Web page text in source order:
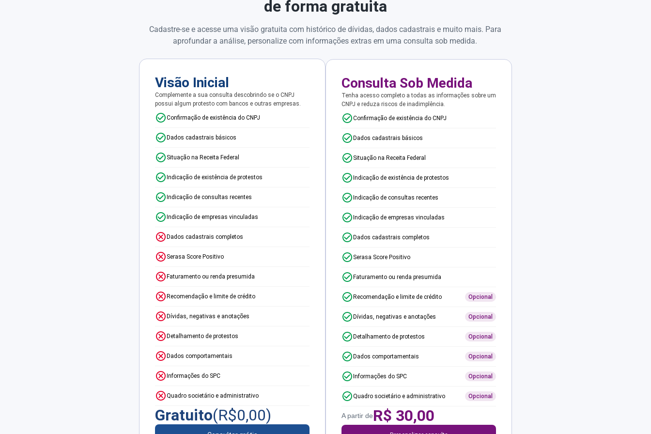
de forma gratuita
Cadastre-se e acesse uma visão gratuita com histórico de dívidas, dados cadastrais e muito mais. Para
aprofundar a análise, personalize com informações extras em uma consulta sob medida.
Visão Inicial
Complemente a sua consulta descobrindo se o CNPJ
possui algum protesto com bancos e outras empresas.
Confirmação de existência do CNPJ
Dados cadastrais básicos
Situação na Receita Federal
Indicação de existência de protestos
Indicação de consultas recentes
Indicação de empresas vinculadas
Dados cadastrais completos
Serasa Score Positivo
Faturamento ou renda presumida
Recomendação e limite de crédito
Dívidas, negativas e anotações
Detalhamento de protestos
Dados comportamentais
Informações do SPC
Quadro societário e administrativo
Gratuito(R$0,00)
Consulta Sob Medida
Tenha acesso completo a todas as informações sobre um
CNPJ e reduza riscos de inadimplência.
Confirmação de existência do CNPJ
Dados cadastrais básicos
Situação na Receita Federal
Indicação de existência de protestos
Indicação de consultas recentes
Indicação de empresas vinculadas
Dados cadastrais completos
Serasa Score Positivo
Faturamento ou renda presumida
Recomendação e limite de crédito Opcional
Dívidas, negativas e anotações Opcional
Detalhamento de protestos Opcional
Dados comportamentais Opcional
Informações do SPC Opcional
Quadro societário e administrativo Opcional
A partir deR$ 30,00